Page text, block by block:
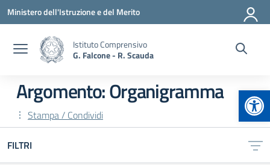
Vai ai contenuti
Vai al menu di navigazione
Vai al footer
Ministero dell'Istruzione e del Merito
Istituto Comprensivo
G. Falcone - R. Scauda
Argomento: Organigramma
Stampa / Condividi
FILTRI